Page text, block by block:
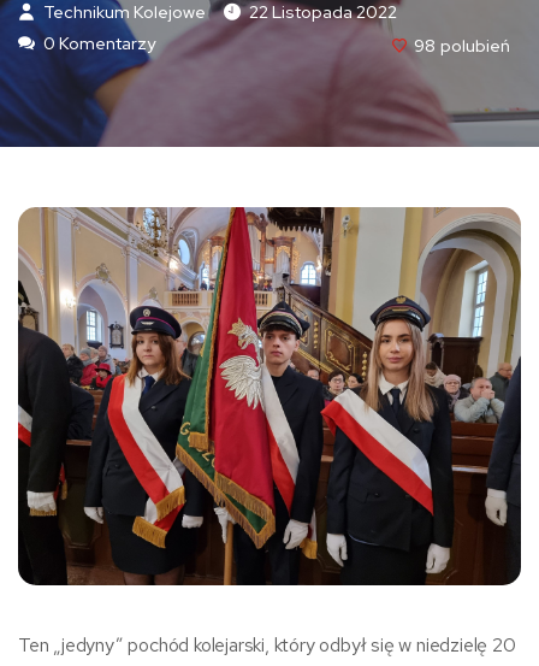
Technikum Kolejowe
22 Listopada 2022
0 Komentarzy
98 Polubień
Ten „jedyny” pochód kolejarski, który odbył się w niedzielę 20